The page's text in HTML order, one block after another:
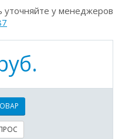
уточняйте у менеджеров